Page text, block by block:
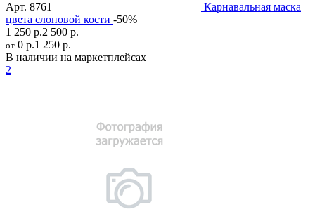
Арт. 8761
Карнавальная маска
цвета слоновой кости -50%
1 250 р.2 500 р.
от 0 р.1 250 р.
В наличии на маркетплейсах
2